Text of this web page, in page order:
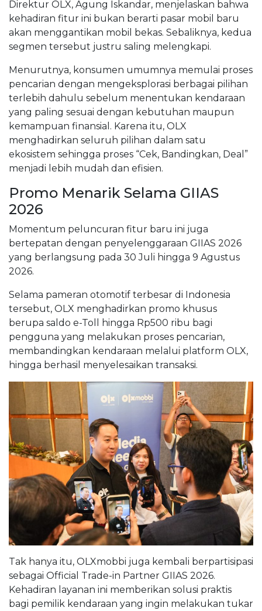
Direktur OLX, Agung Iskandar, menjelaskan bahwa
kehadiran fitur ini bukan berarti pasar mobil baru
akan menggantikan mobil bekas. Sebaliknya, kedua
segmen tersebut justru saling melengkapi.
Menurutnya, konsumen umumnya memulai proses
pencarian dengan mengeksplorasi berbagai pilihan
terlebih dahulu sebelum menentukan kendaraan
yang paling sesuai dengan kebutuhan maupun
kemampuan finansial. Karena itu, OLX
menghadirkan seluruh pilihan dalam satu
ekosistem sehingga proses “Cek, Bandingkan, Deal”
menjadi lebih mudah dan efisien.
Promo Menarik Selama GIIAS
2026
Momentum peluncuran fitur baru ini juga
bertepatan dengan penyelenggaraan GIIAS 2026
yang berlangsung pada 30 Juli hingga 9 Agustus
2026.
Selama pameran otomotif terbesar di Indonesia
tersebut, OLX menghadirkan promo khusus
berupa saldo e-Toll hingga Rp500 ribu bagi
pengguna yang melakukan proses pencarian,
membandingkan kendaraan melalui platform OLX,
hingga berhasil menyelesaikan transaksi.
Tak hanya itu, OLXmobbi juga kembali berpartisipasi
sebagai Official Trade-in Partner GIIAS 2026.
Kehadiran layanan ini memberikan solusi praktis
bagi pemilik kendaraan yang ingin melakukan tukar